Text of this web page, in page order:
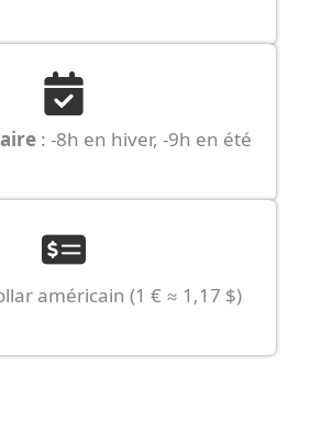
: -8h en hiver, -9h en été
américain (1 € ≈ 1,17 $)